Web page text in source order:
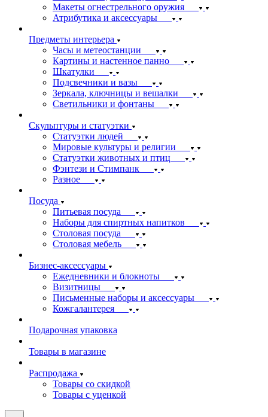
Макеты огнестрельного оружия
Атрибутика и аксессуары
Предметы интерьера
Часы и метеостанции
Картины и настенное панно
Шкатулки
Подсвечники и вазы
Зеркала, ключницы и вешалки
Светильники и фонтаны
Скульптуры и статуэтки
Статуэтки людей
Мировые культуры и религии
Статуэтки животных и птиц
Фэнтези и Стимпанк
Разное
Посуда
Питьевая посуда
Наборы для спиртных напитков
Столовая посуда
Столовая мебель
Бизнес-аксессуары
Ежедневники и блокноты
Визитницы
Письменные наборы и аксессуары
Кожгалантерея
Подарочная упаковка
Товары в магазине
Распродажа
Товары со скидкой
Товары с уценкой